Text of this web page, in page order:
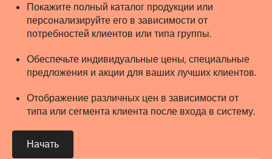
Покажите полный каталог продукции или
персонализируйте его в зависимости от
потребностей клиентов или типа группы.
Обеспечьте индивидуальные цены, специальные
предложения и акции для ваших лучших клиентов.
Отображение различных цен в зависимости от
типа или сегмента клиента после входа в систему.
Начать